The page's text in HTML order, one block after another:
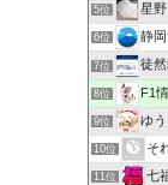
5位 星野
6位 静
7位 徒
8位 F1
9位 ゆう
10位 そ
11位 七